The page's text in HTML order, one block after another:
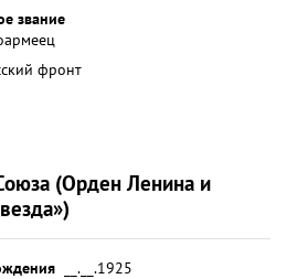
звание
фронт
(Орден Ленина и
__.__.1925